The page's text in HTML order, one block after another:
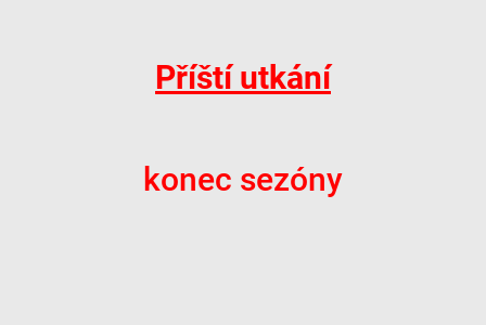
Příští utkání
konec sezóny